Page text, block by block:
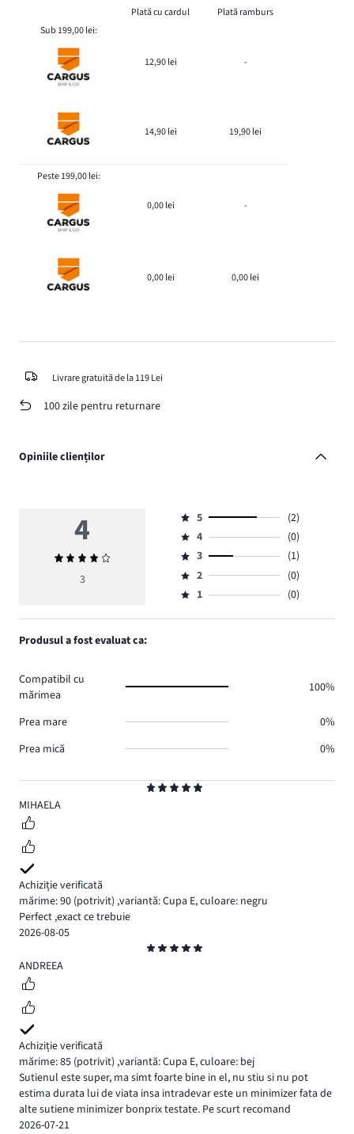
Plată cu cardul
Plată ramburs
Sub 199,00 lei:
12,90 lei -
14,90 lei 19,90 lei
Peste 199,00 lei:
0,00 lei -
0,00 lei 0,00 lei
Livrare gratuită de la 119 Lei
100 zile pentru returnare
Opiniile clienților
5
MIHAELA
Achiziție verificată
mărime: 90 (potrivit) ,variantă: Cupa E,culoare: negru
Perfect ,exact ce trebuie
2026-08-05
5
ANDREEA
Achiziție verificată
mărime: 85 (potrivit) ,variantă: Cupa E,culoare: bej
Sutienul este super, ma simt foarte bine in el, nu stiu si nu pot
estima durata lui de viata insa intradevar este un minimizer fata de
alte sutiene minimizer bonprix testate. Pe scurt recomand
2026-07-21
4
Evaluarea
medie
3
Evaluare
5,
numărul
de
voturi
2.
5
(2)
Evaluare
4,
numărul
de
0.
4
(0)
Evaluare
3,
numărul
3
(1)
Evaluare
2,
2
(0)
Evaluare
1,
1 (0)
Produsul a fost evaluat ca:
Compatibil cu
mărimea
100%
Prea mare
0%
Prea mică
0%